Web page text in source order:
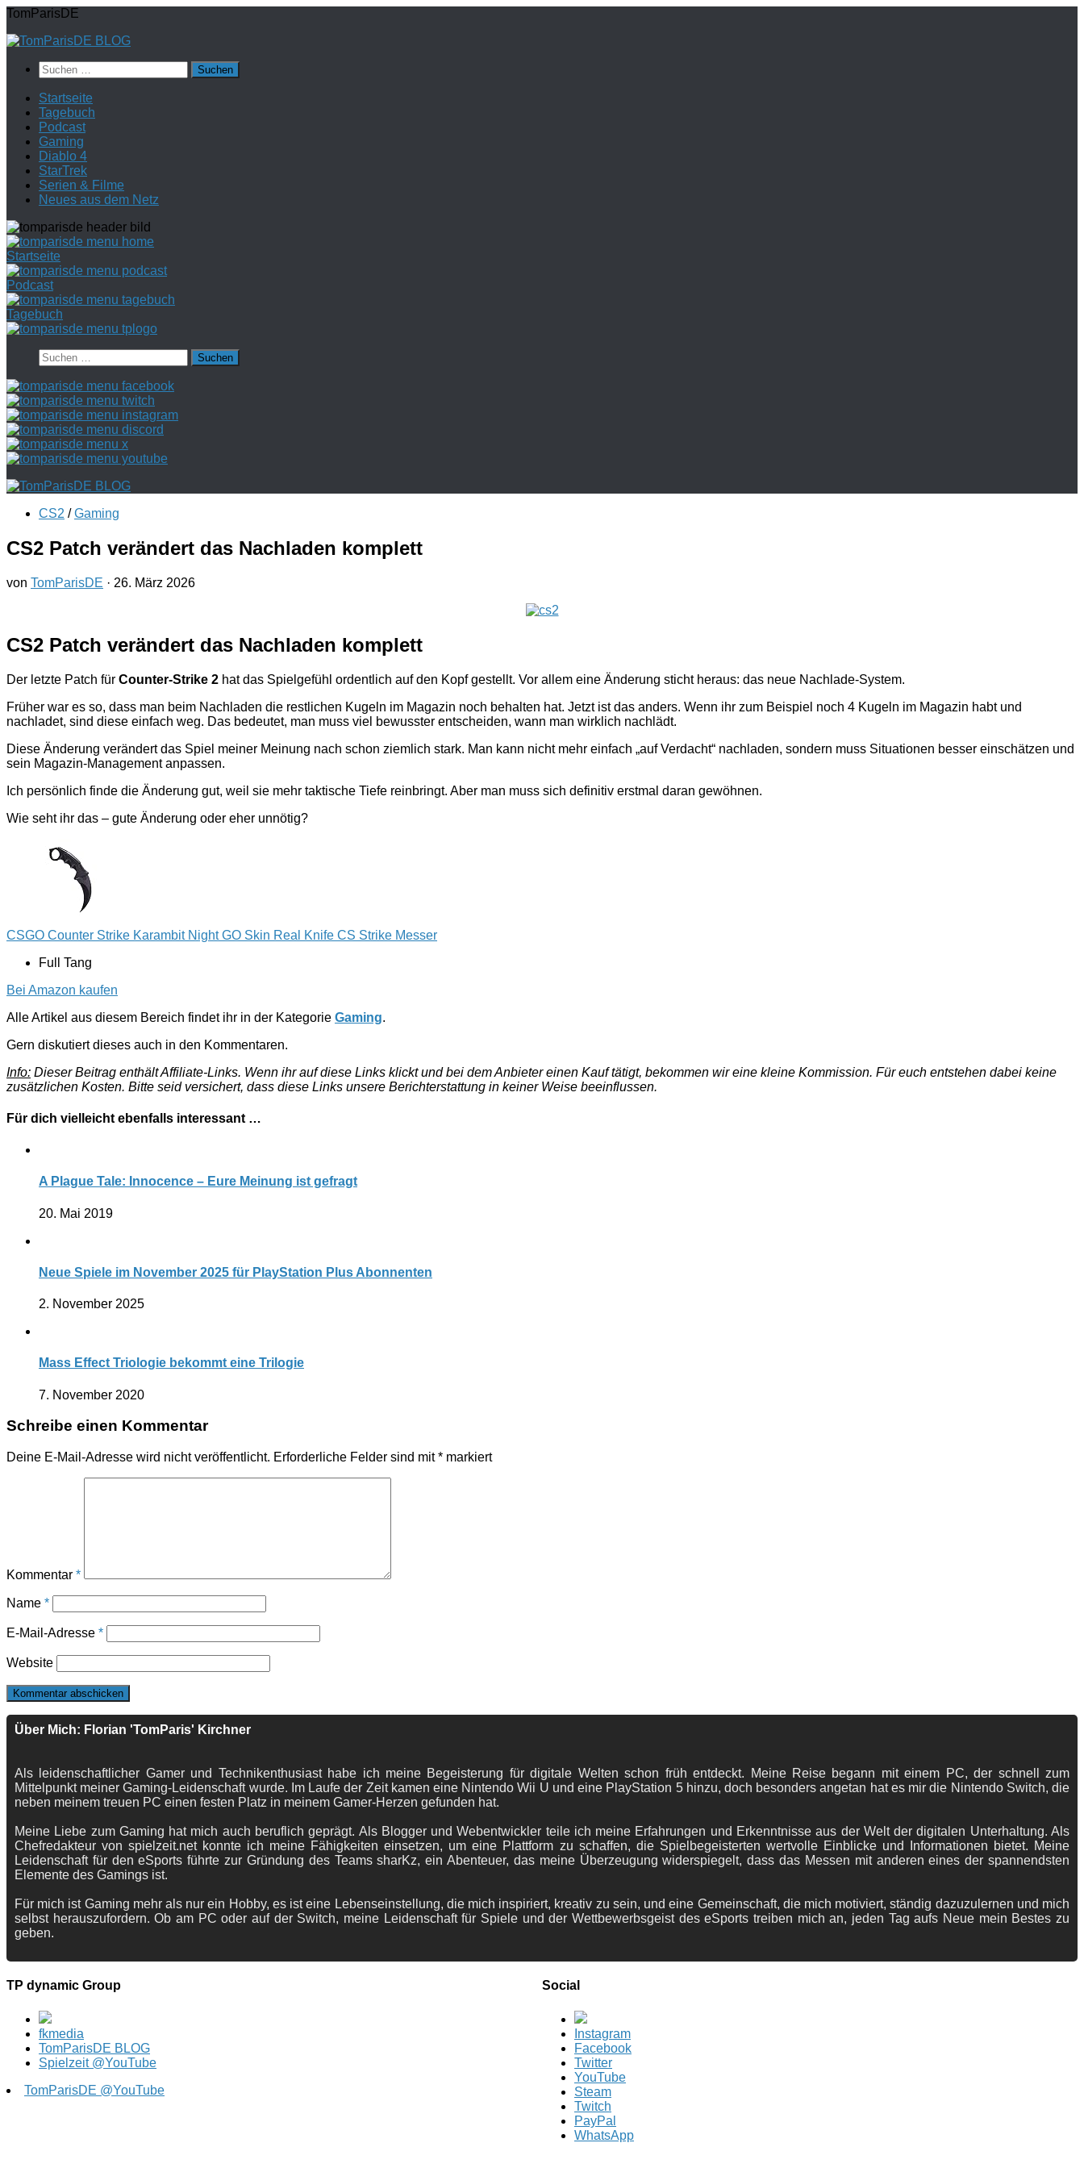
Zum
springen
TomParisDE
Suchen
nach:
Startseite
Tagebuch
Podcast
Gaming
Diablo 4
StarTrek
Serien & Filme
Neues aus dem Netz
Startseite
Podcast
Tagebuch
Suchen
nach:
CS2 / Gaming
CS2 Patch verändert das Nachladen komplett
von TomParisDE · 26. März 2026
CS2 Patch verändert das Nachladen komplett
Der letzte Patch für Counter-Strike 2 hat das Spielgefühl ordentlich auf den Kopf gestellt. Vor allem eine Änderung sticht heraus: das neue Nachlade-System.
Früher war es so, dass man beim Nachladen die restlichen Kugeln im Magazin noch behalten hat. Jetzt ist das anders. Wenn ihr zum Beispiel noch 4 Kugeln im Magazin habt und
nachladet, sind diese einfach weg. Das bedeutet, man muss viel bewusster entscheiden, wann man wirklich nachlädt.
Diese Änderung verändert das Spiel meiner Meinung nach schon ziemlich stark. Man kann nicht mehr einfach „auf Verdacht“ nachladen, sondern muss Situationen besser einschätzen und
sein Magazin-Management anpassen.
Ich persönlich finde die Änderung gut, weil sie mehr taktische Tiefe reinbringt. Aber man muss sich definitiv erstmal daran gewöhnen.
Wie seht ihr das – gute Änderung oder eher unnötig?
CSGO Counter Strike Karambit Night GO Skin Real Knife CS Strike Messer
Full Tang
Bei Amazon kaufen
Alle Artikel aus diesem Bereich findet ihr in der Kategorie Gaming.
Gern diskutiert dieses auch in den Kommentaren.
Info: Dieser Beitrag enthält Affiliate-Links. Wenn ihr auf diese Links klickt und bei dem Anbieter einen Kauf tätigt, bekommen wir eine kleine Kommission. Für euch entstehen dabei keine
zusätzlichen Kosten. Bitte seid versichert, dass diese Links unsere Berichterstattung in keiner Weise beeinflussen.
Für dich vielleicht ebenfalls interessant …
A Plague Tale: Innocence – Eure Meinung ist gefragt
20. Mai 2019
Neue Spiele im November 2025 für PlayStation Plus Abonnenten
2. November 2025
Mass Effect Triologie bekommt eine Trilogie
7. November 2020
Schreibe einen Kommentar
Deine E-Mail-Adresse wird nicht veröffentlicht. Erforderliche Felder sind mit* markiert
Kommentar *
Name *
E-Mail-Adresse *
Website
Über Mich: Florian 'TomParis' Kirchner
Als leidenschaftlicher Gamer und Technikenthusiast habe ich meine Begeisterung für digitale Welten schon früh entdeckt. Meine Reise begann mit einem PC, der schnell zum
Mittelpunkt meiner Gaming-Leidenschaft wurde. Im Laufe der Zeit kamen eine Nintendo Wii U und eine PlayStation 5 hinzu, doch besonders angetan hat es mir die Nintendo Switch, die
neben meinem treuen PC einen festen Platz in meinem Gamer-Herzen gefunden hat.
Meine Liebe zum Gaming hat mich auch beruflich geprägt. Als Blogger und Webentwickler teile ich meine Erfahrungen und Erkenntnisse aus der Welt der digitalen Unterhaltung. Als
Chefredakteur von spielzeit.net konnte ich meine Fähigkeiten einsetzen, um eine Plattform zu schaffen, die Spielbegeisterten wertvolle Einblicke und Informationen bietet. Meine
Leidenschaft für den eSports führte zur Gründung des Teams sharKz, ein Abenteuer, das meine Überzeugung widerspiegelt, dass das Messen mit anderen eines der spannendsten
Elemente des Gamings ist.
Für mich ist Gaming mehr als nur ein Hobby, es ist eine Lebenseinstellung, die mich inspiriert, kreativ zu sein, und eine Gemeinschaft, die mich motiviert, ständig dazuzulernen und mich
selbst herauszufordern. Ob am PC oder auf der Switch, meine Leidenschaft für Spiele und der Wettbewerbsgeist des eSports treiben mich an, jeden Tag aufs Neue mein Bestes zu
geben.
TP dynamic Group
fkmedia
TomParisDE BLOG
Spielzeit @YouTube
TomParisDE @YouTube
Social
Instagram
Facebook
Twitter
YouTube
Steam
Twitch
PayPal
WhatsApp